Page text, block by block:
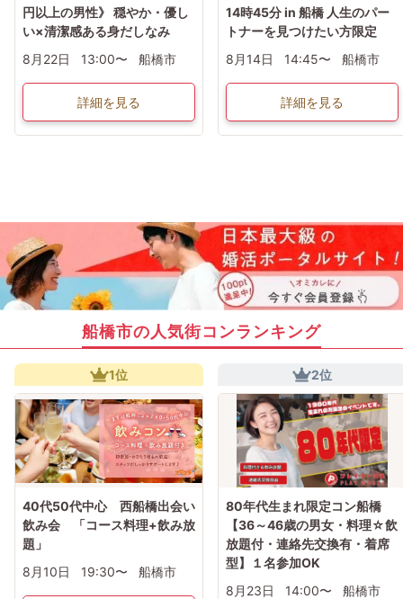
円以上の男性》 穏やか・優し
い×清潔感ある身だしなみ
8月22日
13:00〜 船橋市
詳細を見る
14時45分 in 船橋 人生のパー
トナーを見つけたい方限定
8月14日
14:45〜 船橋市
詳細を見る
船橋市の人気街コンランキング
1位
40代50代中心 西船橋出会い
飲み会 「コース料理+飲み放
題」
8月10日
19:30〜 船橋市
2位
80年代生まれ限定コン船橋
【36～46歳の男女・料理☆飲
放題付・連絡先交換有・着席
型】１名参加OK
8月23日
14:00〜 船橋市